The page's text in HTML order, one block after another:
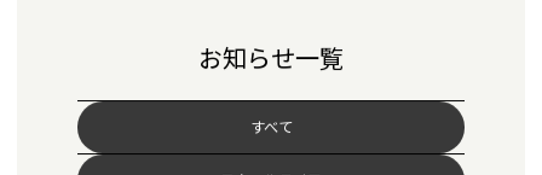
お知らせ一覧
すべて